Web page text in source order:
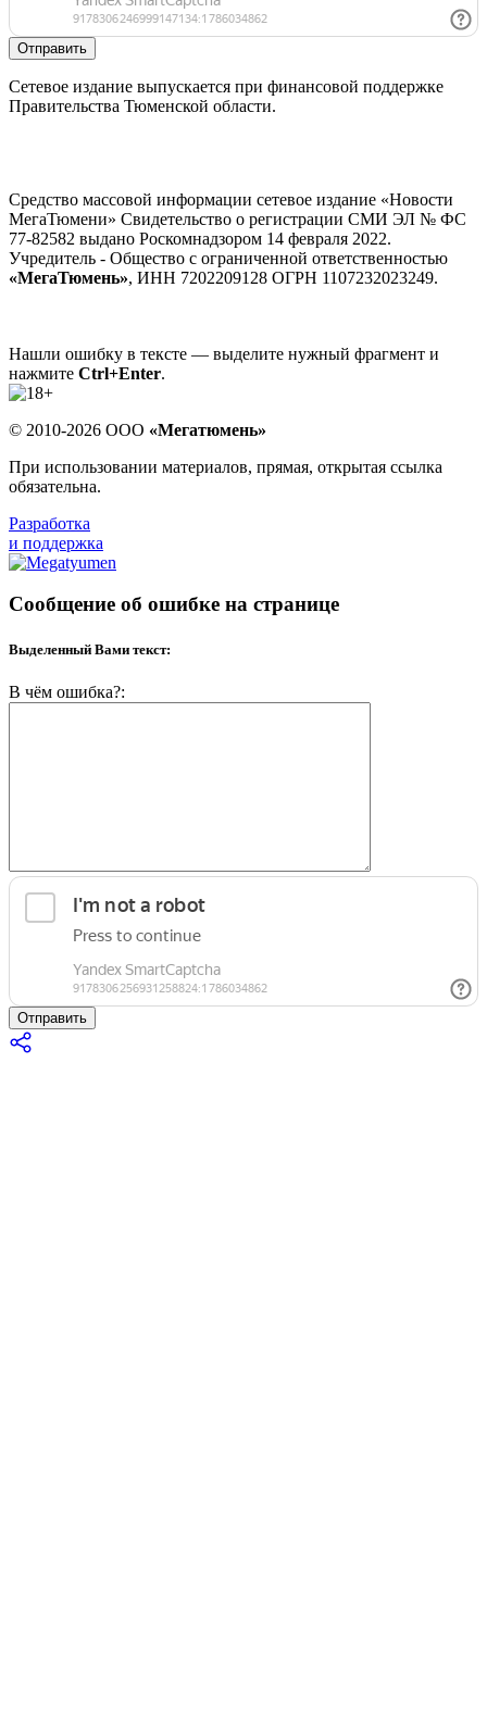
Отправить
Сетевое издание выпускается при финансовой поддержке
Правительства Тюменской области.
Средство массовой информации сетевое издание «Новости
МегаТюмени» Свидетельство о регистрации СМИ ЭЛ № ФС
77-82582 выдано Роскомнадзором 14 февраля 2022.
Учредитель - Общество с ограниченной ответственностью
«МегаТюмень», ИНН 7202209128 ОГРН 1107232023249.
Нашли ошибку в тексте — выделите нужный фрагмент и
нажмите Ctrl+Enter.
© 2010-2026 ООО «Мегатюмень»
При использовании материалов, прямая, открытая ссылка
обязательна.
Разработка
и поддержка
Сообщение об ошибке на странице
Выделенный Вами текст:
В чём ошибка?:
Отправить